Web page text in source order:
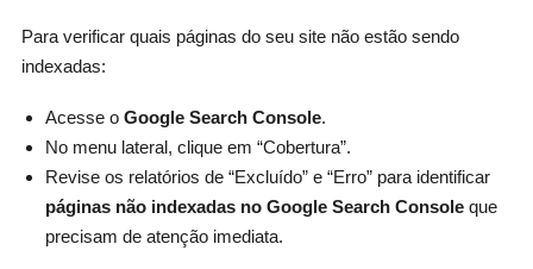
Para verificar quais páginas do seu site não estão sendo
indexadas:
Acesse o Google Search Console.
No menu lateral, clique em “Cobertura”.
Revise os relatórios de “Excluído” e “Erro” para identificar
páginas não indexadas no Google Search Consoleque
precisam de atenção imediata.